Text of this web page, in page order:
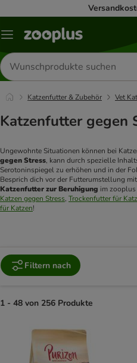
Menü
Produkte
suchen
Katzenfutter & Zubehör Vet
Katzenfutter gegen
Ungewohnte Situationen können bei
gegen Stress, kann durch spezielle
Serotoninspiegel zu erhöhen und in der
Besprich dich vor der Futterumstellung
Katzenfutter zur Beruhigung im
Katzen gegen Stress, Trockenfutter für
für Katzen
Filtern nach
1 - 48 von 256 Produkte